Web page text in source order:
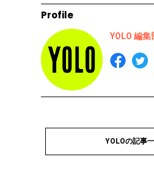
Profile
YOLO 編集
YOLOの記事